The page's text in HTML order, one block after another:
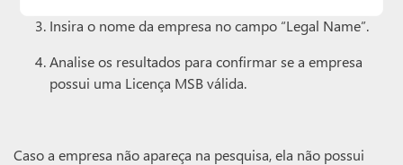
Insira o nome da empresa no campo “Legal Name”.
Analise os resultados para confirmar se a empresa
possui uma Licença MSB válida.
Caso a empresa não apareça na pesquisa, ela não possui